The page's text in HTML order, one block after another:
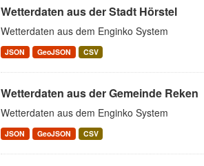
Wetterdaten aus der Stadt Hörstel
Wetterdaten aus dem Enginko System
JSON GeoJSON CSV
Wetterdaten aus der Gemeinde Reken
Wetterdaten aus dem Enginko System
JSON GeoJSON CSV